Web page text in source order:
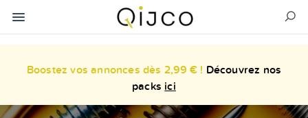
Boostez vos annonces dès 2,99 € ! Découvrez nos
packs ici